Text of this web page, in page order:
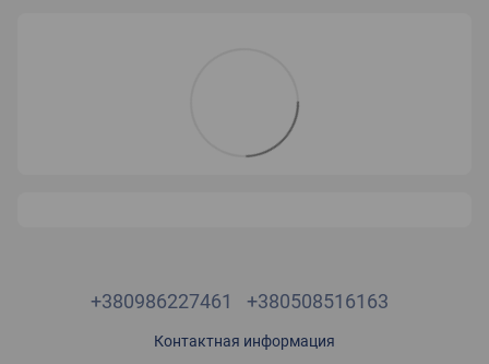
+380986227461 +380508516163
Контактная информация